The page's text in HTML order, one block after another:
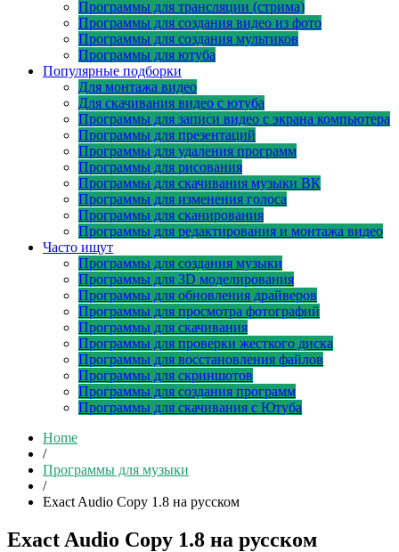
Программы для трансляции (стрима)
Программы для создания видео из фото
Программы для создания мультиков
Программы для ютуба
Популярные подборки
Для монтажа видео
Для скачивания видео с ютуба
Программы для записи видео с экрана компьютера
Программы для презентаций
Программы для удаления программ
Программы для рисования
Программы для скачивания музыки ВК
Программы для изменения голоса
Программы для сканирования
Программы для редактирования и монтажа видео
Часто ищут
Программы для создания музыки
Программы для 3D моделирования
Программы для обновления драйверов
Программы для просмотра фотографий
Программы для скачивания
Программы для проверки жесткого диска
Программы для восстановления файлов
Программы для скриншотов
Программы для создания программ
Программы для скачивания с Ютуба
Home
/
Программы для музыки
/
Exact Audio Copy 1.8 на русском
Exact Audio Copy 1.8 на русском